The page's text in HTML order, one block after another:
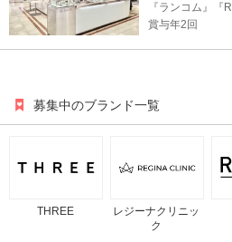
『ランコム』『
賞与年2回
募集中のブランド一覧
THREE
レジーナクリニッ
ク